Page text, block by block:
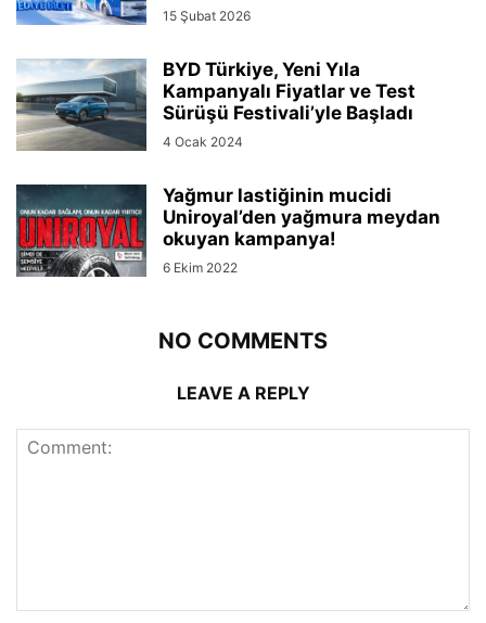
15 Şubat 2026
BYD Türkiye, Yeni Yıla
Kampanyalı Fiyatlar ve Test
Sürüşü Festivali’yle Başladı
4 Ocak 2024
Yağmur lastiğinin mucidi
Uniroyal’den yağmura meydan
okuyan kampanya!
6 Ekim 2022
NO COMMENTS
LEAVE A REPLY